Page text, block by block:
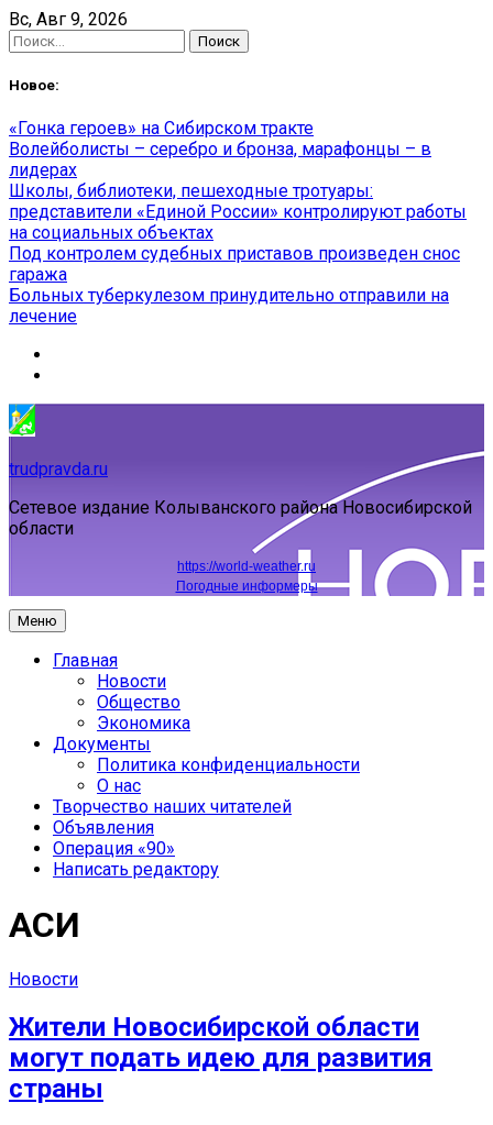
Skip
to
content
Вс, Авг 9, 2026
Найти:
Новое:
«Гонка героев» на Сибирском тракте
Волейболисты – серебро и бронза, марафонцы – в
лидерах
Школы, библиотеки, пешеходные тротуары:
представители «Единой России» контролируют работы
на социальных объектах
Под контролем судебных приставов произведен снос
гаража
Больных туберкулезом принудительно отправили на
лечение
trudpravda.ru
Сетевое издание Колыванского района Новосибирской
области
https://world-weather.ru
Погодные информеры
Меню
Главная
Новости
Общество
Экономика
Документы
Политика конфиденциальности
О нас
Творчество наших читателей
Объявления
Операция «90»
Написать редактору
АСИ
Новости
Жители Новосибирской области
могут подать идею для развития
страны